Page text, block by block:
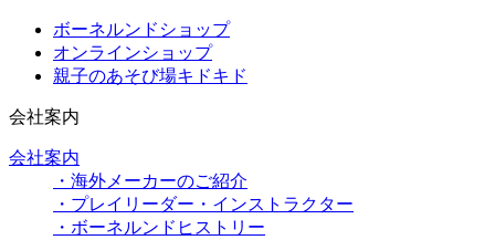
ボーネルンドショップ
オンラインショップ
親子のあそび場キドキド
会社案内
会社案内
・海外メーカーのご紹介
・プレイリーダー・インストラクター
・ボーネルンドヒストリー